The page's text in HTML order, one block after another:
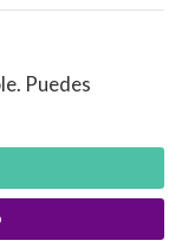
Puedes